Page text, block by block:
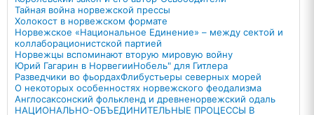
Тайная война норвежской прессы
Холокост в норвежском формате
Норвежское «Национальное Единение» – между сектой и
коллаборационистской партией
Норвежцы вспоминают вторую мировую войну
Юрий Гагарин в НорвегииНобель" для Гитлера
Разведчики во фьордахФлибустьеры северных морей
О некоторых особенностях норвежского феодализма
Англосаксонский фолькленд и древненорвежский одаль
НАЦИОНАЛЬНО-ОБЪЕДИНИТЕЛЬНЫЕ ПРОЦЕССЫ В